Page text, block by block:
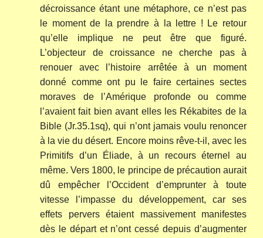
décroissance étant une métaphore, ce n’est pas
le moment de la prendre à la lettre ! Le retour
qu’elle implique ne peut être que figuré.
L’objecteur de croissance ne cherche pas à
renouer avec l’histoire arrêtée à un moment
donné comme ont pu le faire certaines sectes
moraves de l’Amérique profonde ou comme
l’avaient fait bien avant elles les Rékabites de la
Bible (Jr.35.1sq), qui n’ont jamais voulu renoncer
à la vie du désert. Encore moins rêve-t-il, avec les
Primitifs d’un Éliade, à un recours éternel au
même. Vers 1800, le principe de précaution aurait
dû empêcher l’Occident d’emprunter à toute
vitesse l’impasse du développement, car ses
effets pervers étaient massivement manifestes
dès le départ et n’ont cessé depuis d’augmenter